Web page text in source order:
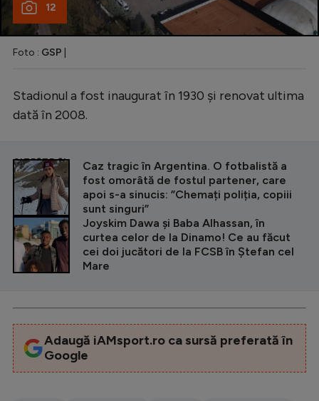
12
Foto : GSP
Stadionul a fost inaugurat în 1930 și renovat ultima
dată în 2008.
CITEȘTE ȘI
Caz tragic în Argentina. O fotbalistă a
fost omorâtă de fostul partener, care
apoi s-a sinucis: ”Chemați poliția, copiii
sunt singuri”
Joyskim Dawa și Baba Alhassan, în
curtea celor de la Dinamo! Ce au făcut
cei doi jucători de la FCSB în Ștefan cel
Mare
Adaugă iAMsport.ro ca sursă preferată în
Google